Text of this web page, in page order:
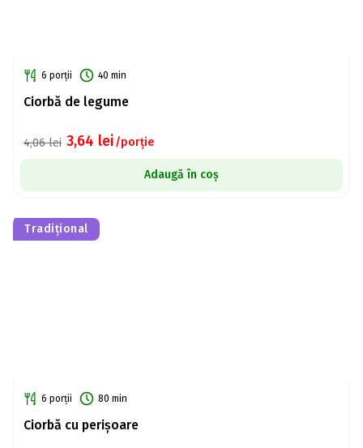
6 porții 40 min
Ciorbă de legume
4,06lei 3,64 lei/porție
Adaugă în coș
Tradițional
6 porții 80 min
Ciorbă cu perișoare